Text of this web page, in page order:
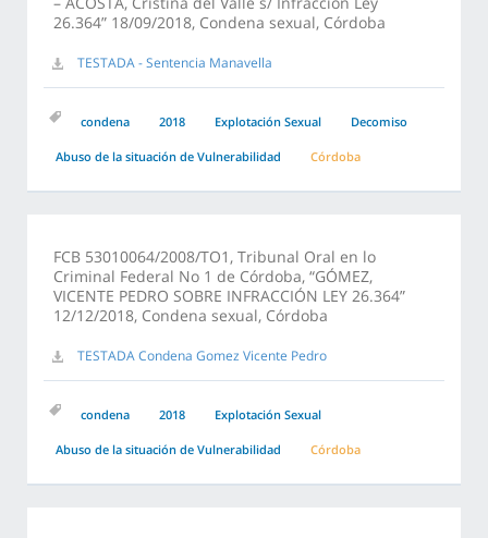
26.364” 18/09/2018, Condena sexual, Córdoba
TESTADA - Sentencia Manavella
condena 2018 Explotación Sexual Decomiso
Abuso de la situación de Vulnerabilidad Córdoba
FCB 53010064/2008/TO1, Tribunal Oral en lo
Criminal Federal No 1 de Córdoba, “GÓMEZ,
VICENTE PEDRO SOBRE INFRACCIÓN LEY 26.364”
12/12/2018, Condena sexual, Córdoba
TESTADA Condena Gomez Vicente Pedro
condena 2018 Explotación Sexual
Abuso de la situación de Vulnerabilidad Córdoba